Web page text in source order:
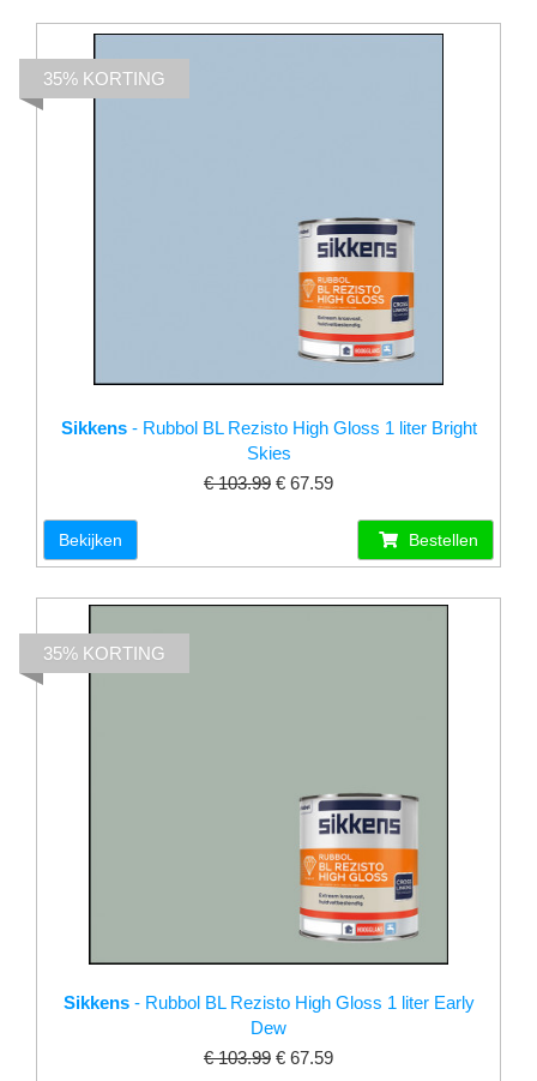
Sikkens- Rubbol BL Rezisto High Gloss 1 liter Bright
Skies
€ 103.99 € 67.59
35% KORTING
Bekijken Bestellen
Sikkens- Rubbol BL Rezisto High Gloss 1 liter Early
Dew
€ 103.99 € 67.59
35% KORTING